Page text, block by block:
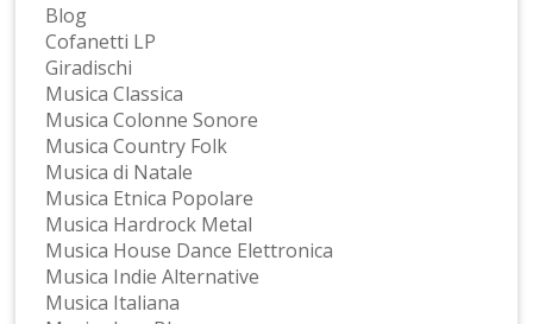
Blog
Cofanetti LP
Giradischi
Musica Classica
Musica Colonne Sonore
Musica Country Folk
Musica di Natale
Musica Etnica Popolare
Musica Hardrock Metal
Musica House Dance Elettronica
Musica Indie Alternative
Musica Italiana